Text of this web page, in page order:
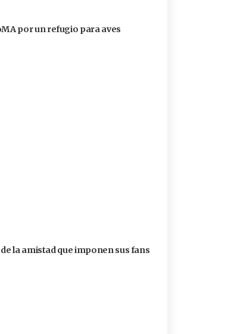
por un refugio para aves
la amistad que imponen sus fans